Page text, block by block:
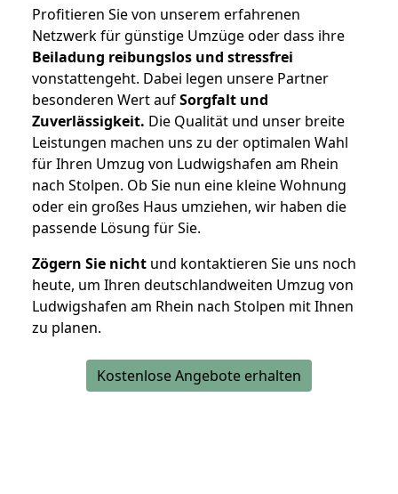
Profitieren Sie von unserem erfahrenen
Netzwerk für günstige Umzüge oder dass ihre
Beiladung reibungslos und stressfrei
vonstattengeht. Dabei legen unsere Partner
besonderen Wert aufSorgfalt und
Zuverlässigkeit. Die Qualität und unser breite
Leistungen machen uns zu der optimalen Wahl
für Ihren Umzug von Ludwigshafen am Rhein
nach Stolpen. Ob Sie nun eine kleine Wohnung
oder ein großes Haus umziehen, wir haben die
passende Lösung für Sie.
Zögern Sie nicht und kontaktieren Sie uns noch
heute, um Ihren deutschlandweiten Umzug von
Ludwigshafen am Rhein nach Stolpen mit Ihnen
zu planen.
Kostenlose Angebote erhalten